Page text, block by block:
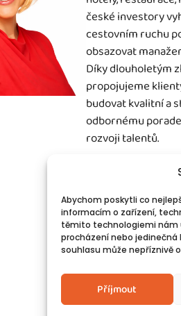
Abychom poskytli co
informacím o zařízení,
těmito technologiemi nám
procházení nebo
souhlasu může nepříznivě
Příjmout
české investory
cestovním ruchu
obsazovat
Díky dlouholetým
propojujeme
budovat kvalitní a
odbornému
rozvoji talentů.
Povinné
GDPR
Cookies